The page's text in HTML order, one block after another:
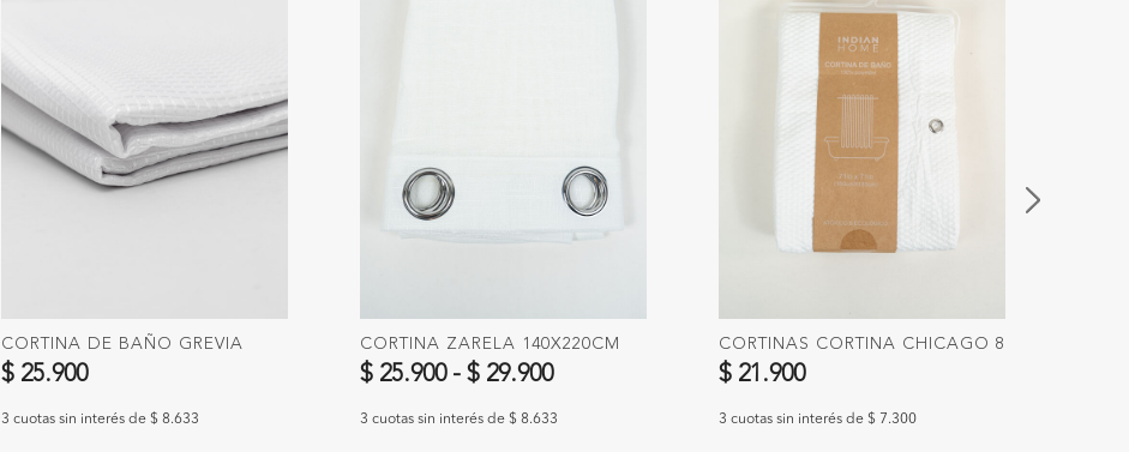
CORTINA DE BAÑO GREVIA
$ 25.900
3 cuotas sin interés de $ 8.633
CORTINA ZARELA 140X220CM
$ 25.900 - $ 29.900
3 cuotas sin interés de $ 8.633
CORTINAS CORTINA CHICAGO 8
$ 21.900
3 cuotas sin interés de $ 7.300